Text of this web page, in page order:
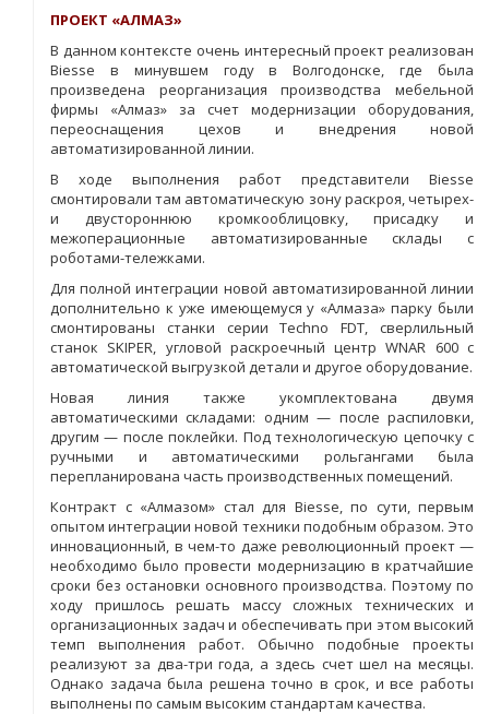
ПРОЕКТ «АЛМАЗ»
В данном контексте очень интересный проект реализован
Biesse в минувшем году в Волгодонске, где была
произведена реорганизация производства мебельной
фирмы «Алмаз» за счет модернизации оборудования,
переоснащения цехов и внедрения новой
автоматизированной линии.
В ходе выполнения работ представители Biesse
смонтировали там автоматическую зону раскроя, четырех-
и двустороннюю кромкооблицовку, присадку и
межоперационные автоматизированные склады с
роботами-тележками.
Для полной интеграции новой автоматизированной линии
дополнительно к уже имеющемуся у «Алмаза» парку были
смонтированы станки серии Techno FDT, сверлильный
станок SKIPER, угловой раскроечный центр WNAR 600 с
автоматической выгрузкой детали и другое оборудование.
Новая линия также укомплектована двумя
автоматическими складами: одним — после распиловки,
другим — после поклейки. Под технологическую цепочку с
ручными и автоматическими рольгангами была
перепланирована часть производственных помещений.
Контракт с «Алмазом» стал для Biesse, по сути, первым
опытом интеграции новой техники подобным образом. Это
инновационный, в чем-то даже революционный проект —
необходимо было провести модернизацию в кратчайшие
сроки без остановки основного производства. Поэтому по
ходу пришлось решать массу сложных технических и
организационных задач и обеспечивать при этом высокий
темп выполнения работ. Обычно подобные проекты
реализуют за два-три года, а здесь счет шел на месяцы.
Однако задача была решена точно в срок, и все работы
выполнены по самым высоким стандартам качества.